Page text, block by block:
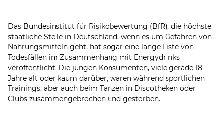
Das Bundesinstitut für Risikobewertung (BfR), die höchste
staatliche Stelle in Deutschland, wenn es um Gefahren von
Nahrungsmitteln geht, hat sogar eine lange Liste von
Todesfällen im Zusammenhang mit Energydrinks
veröffentlicht. Die jungen Konsumenten, viele gerade 18
Jahre alt oder kaum darüber, waren während sportlichen
Trainings, aber auch beim Tanzen in Discotheken oder
Clubs zusammengebrochen und gestorben.